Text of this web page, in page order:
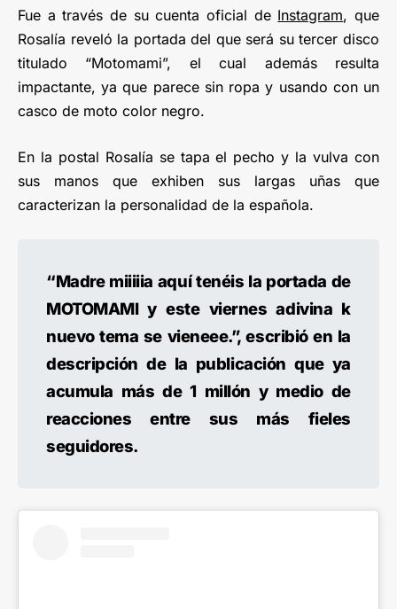
Fue a través de su cuenta oficial de Instagram, que
Rosalía reveló la portada del que será su tercer disco
titulado “Motomami”, el cual además resulta
impactante, ya que parece sin ropa y usando con un
casco de moto color negro.
En la postal Rosalía se tapa el pecho y la vulva con
sus manos que exhiben sus largas uñas que
caracterizan la personalidad de la española.
“Madre miiiiia aquí tenéis la portada de
MOTOMAMI y este viernes adivina k
nuevo tema se vieneee.”, escribió en la
descripción de la publicación que ya
acumula más de 1 millón y medio de
reacciones entre sus más fieles
seguidores.